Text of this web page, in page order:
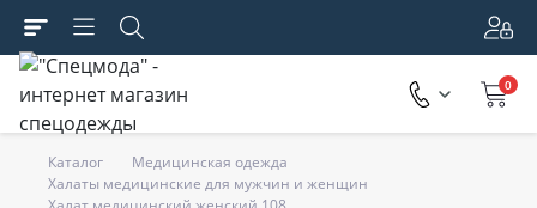
0
Каталог
Медицинская одежда
Халаты медицинские для мужчин и женщин